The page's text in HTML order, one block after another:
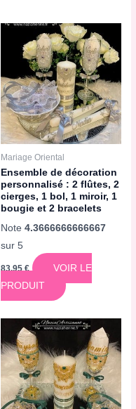
Mariage Oriental
Ensemble de décoration
personnalisé : 2 flûtes, 2
cierges, 1 bol, 1 miroir, 1
bougie et 2 bracelets
Note 4.3666666666667
sur 5
83,95 €
VOIR LE
PRODUIT